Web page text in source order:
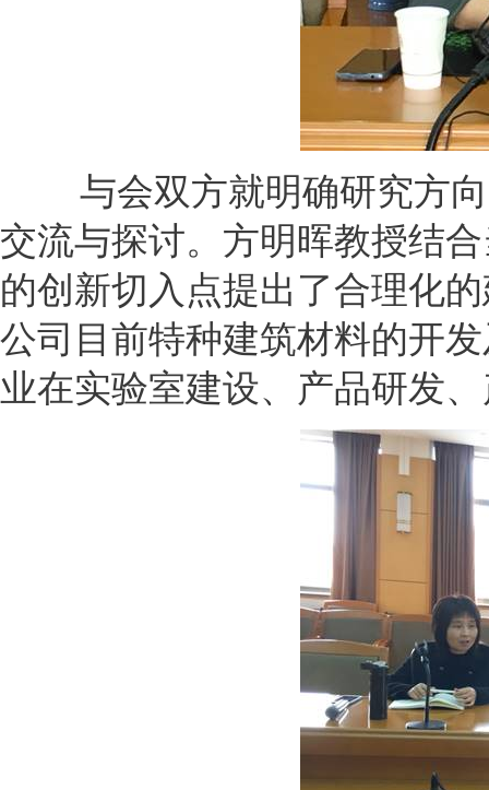
与会双方就明确研究方
交流与探讨。方明晖教授结
的创新切入点提出了合理化
公司目前特种建筑材料的开
业在实验室建设、产品研发